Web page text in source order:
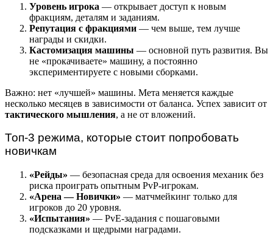
Уровень игрока — открывает доступ к новым
фракциям, деталям и заданиям.
Репутация с фракциями — чем выше, тем лучше
награды и скидки.
Кастомизация машины — основной путь развития. Вы
не «прокачиваете» машину, а постоянно
экспериментируете с новыми сборками.
Важно: нет «лучшей» машины. Мета меняется каждые
несколько месяцев в зависимости от баланса. Успех зависит от
тактического мышления, а не от вложений.
Топ-3 режима, которые стоит попробовать
новичкам
«Рейды» — безопасная среда для освоения механик без
риска проиграть опытным PvP-игрокам.
«Арена — Новички» — матчмейкинг только для
игроков до 20 уровня.
«Испытания» — PvE-задания с пошаговыми
подсказками и щедрыми наградами.